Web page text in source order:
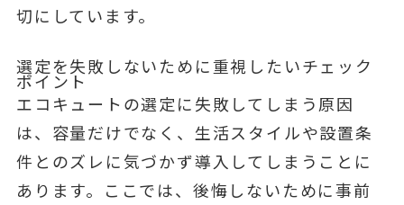
切にしています。
選定を失敗しないために重視したいチェック
ポイント
エコキュートの選定に失敗してしまう原因
は、容量だけでなく、生活スタイルや設置条
件とのズレに気づかず導入してしまうことに
あります。ここでは、後悔しないために事前